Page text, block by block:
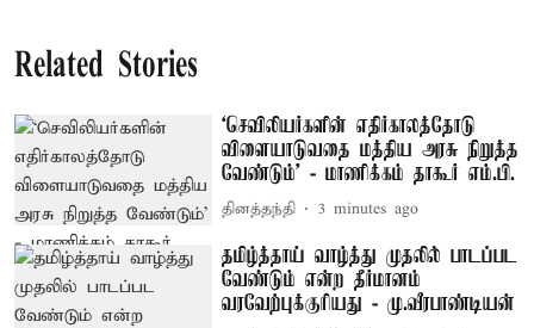
Related Stories
‘செவிலியர்களின் எதிர்காலத்தோடு
விளையாடுவதை மத்திய அரசு நிறுத்த
வேண்டும்’ - மாணிக்கம் தாகூர் எம்.பி.
தினத்தந்தி 3 minutes ago
தமிழ்த்தாய் வாழ்த்து முதலில் பாடப்பட
வேண்டும் என்ற தீர்மானம்
வரவேற்புக்குரியது - மு.வீரபாண்டியன்